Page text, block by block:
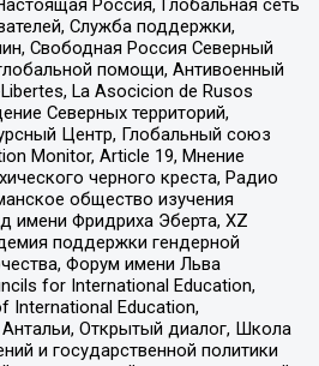
Россия, Глобальная сеть
Служба поддержки,
Свободная Россия Северный
помощи, Антивоенный
La Asocicion de Rusos
Северных территорий,
Центр, Глобальный союз
Monitor, Article 19, Мнение
черного креста, Радио
общество изучения
имени Фридриха Эберта, XZ
поддержки гендерной
Форум имени Льва
for International Education,
International Education,
Открытый диалог, Школа
и государственной политики